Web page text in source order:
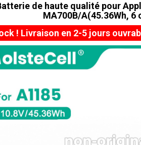
de haute qualité pour
MA700B/A(45.36Wh, 6
! Livraison en 2-5 jours